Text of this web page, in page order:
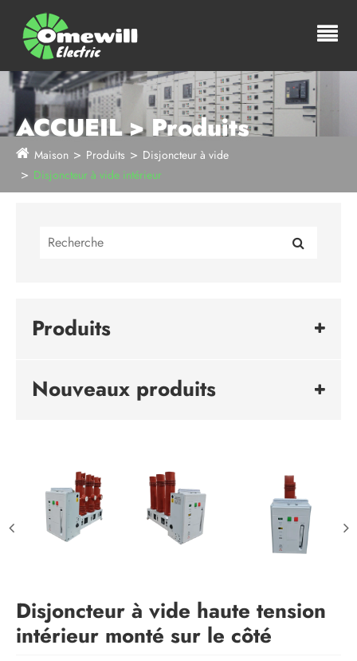
ACCUEIL > Produits
Maison Produits
Disjoncteur à vide
Disjoncteur à vide intérieur
Produits
Nouveaux produits
Disjoncteur à vide haute tension
intérieur monté sur le côté